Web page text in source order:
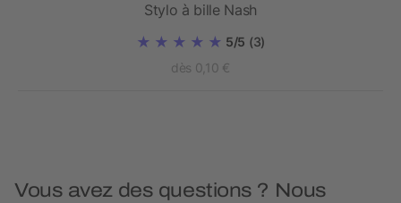
Stylo à bille Nash
5/5 (3)
dès 0,10 €
Vous avez des questions ? Nous